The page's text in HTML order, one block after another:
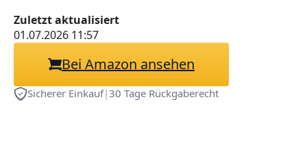
Zuletzt aktualisiert
01.07.2026 11:57
Bei Amazon ansehen
Sicherer Einkauf|30 Tage Rückgaberecht